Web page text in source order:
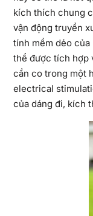
kích thích chung
vận động truyền
tính mềm dẻo của
thể được tích hợp
cần co trong một
electrical
của dáng đi, kích